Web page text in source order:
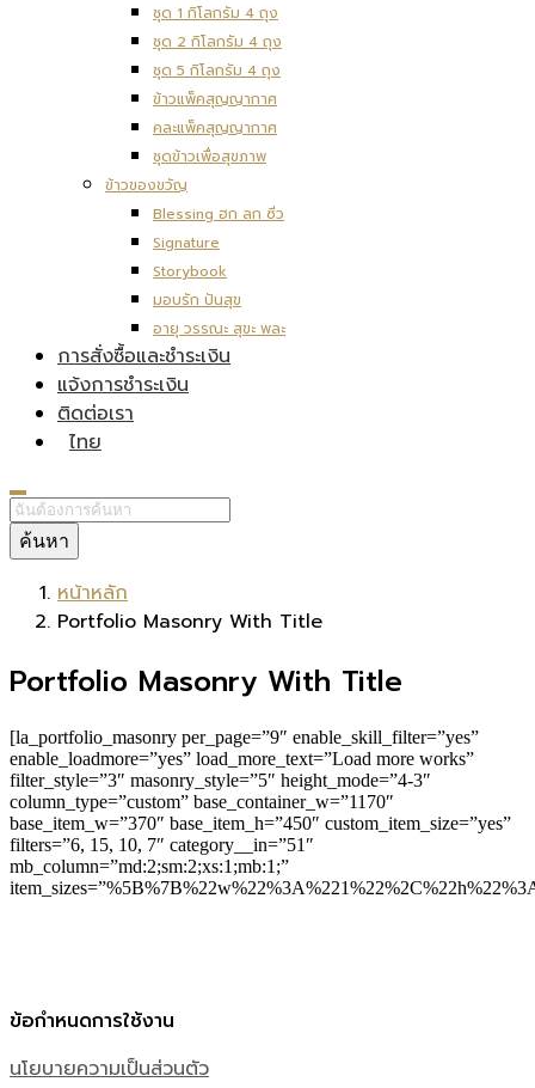
ชุด 1 กิโลกรัม 4 ถุง
ชุด 2 กิโลกรัม 4 ถุง
ชุด 5 กิโลกรัม 4 ถุง
ข้าวแพ็คสุญญากาศ
คละแพ็คสุญญากาศ
ชุดข้าวเพื่อสุขภาพ
ข้าวของขวัญ
Blessing ฮก ลก ซิ่ว
Signature
Storybook
มอบรัก ปันสุข
อายุ วรรณะ สุขะ พละ
การสั่งซื้อและชำระเงิน
แจ้งการชำระเงิน
ติดต่อเรา
ไทย
ค้นหา
หน้าหลัก
Portfolio Masonry With Title
Portfolio Masonry With Title
[la_portfolio_masonry per_page=”9″ enable_skill_filter=”yes”
enable_loadmore=”yes” load_more_text=”Load more works”
filter_style=”3″ masonry_style=”5″ height_mode=”4-3″
column_type=”custom” base_container_w=”1170″
base_item_w=”370″ base_item_h=”450″ custom_item_size=”yes”
filters=”6, 15, 10, 7″ category__in=”51″
mb_column=”md:2;sm:2;xs:1;mb:1;”
ข้อกำหนดการใช้งาน
นโยบายความเป็นส่วนตัว